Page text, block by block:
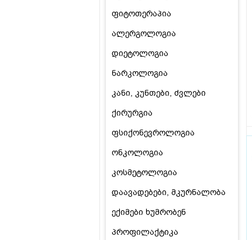
ფიტოთერაპია
ალერგოლოგია
დიეტოლოგია
ნარკოლოგია
კანი, კუნთები, ძვლები
ქირურგია
ფსიქონევროლოგია
ონკოლოგია
კოსმეტოლოგია
დაავადებები, მკურნალობა
ექიმები ხუმრობენ
პროფილაქტიკა